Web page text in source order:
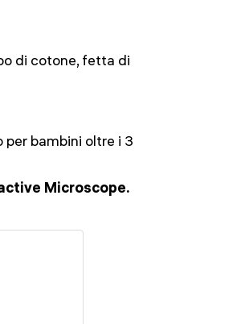
di cotone, fetta di
bambini oltre i 3
Microscope.